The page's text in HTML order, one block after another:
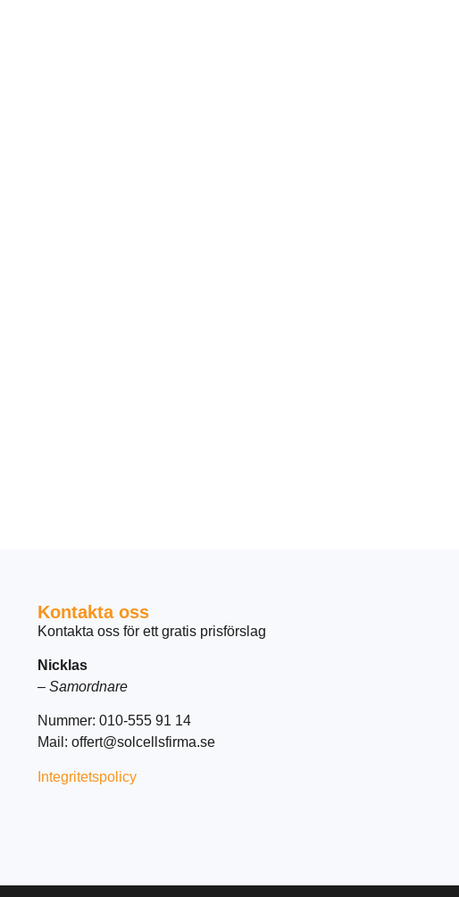
Kontakta oss
Kontakta oss för ett gratis prisförslag
Nicklas
– Samordnare
Nummer: 010-555 91 14
Mail: offert@solcellsfirma.se
Integritetspolicy